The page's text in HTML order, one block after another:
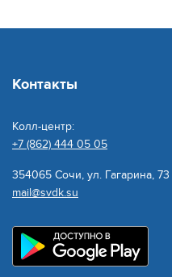
Контакты
Колл-центр:
+7 (862) 444 05 05
354065 Сочи, ул. Гагарина, 73
mail@svdk.su